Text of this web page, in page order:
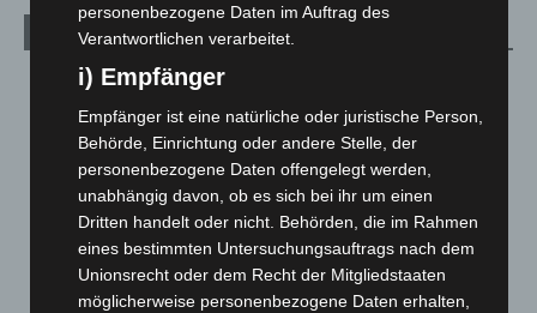
Archiv
August 2026(9)
Juli 2026(73)
Juni 2026(139)
Mai 2026(99)
April 2026(99)
März 2026
(115)
Februar 2026(109)
personenbezogene Daten im Auftrag des
Verantwortlichen verarbeitet.
i) Empfänger
Empfänger ist eine natürliche oder juristische Person,
Behörde, Einrichtung oder andere Stelle, der
personenbezogene Daten offengelegt werden,
unabhängig davon, ob es sich bei ihr um einen
Dritten handelt oder nicht. Behörden, die im Rahmen
eines bestimmten Untersuchungsauftrags nach dem
Unionsrecht oder dem Recht der Mitgliedstaaten
möglicherweise personenbezogene Daten erhalten,